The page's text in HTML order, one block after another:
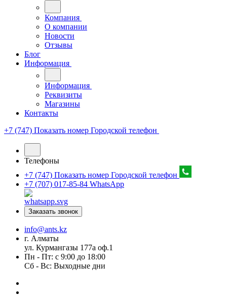
Компания
О компании
Новости
Отзывы
Блог
Информация
Информация
Реквизиты
Магазины
Контакты
+7 (747) Показать номер Городской телефон
Телефоны
+7 (747) Показать номер Городской телефон
+7 (707) 017-85-84 WhatsApp
Заказать звонок
info@ants.kz
г. Алматы
ул. Курмангазы 177а оф.1
Пн - Пт: с 9:00 до 18:00
Сб - Вс: Выходные дни